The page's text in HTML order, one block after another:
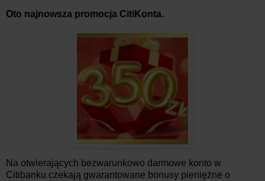
Oto najnowsza promocja CitiKonta.
Na otwierających bezwarunkowo darmowe konto w
Citibanku czekają gwarantowane bonusy pieniężne o